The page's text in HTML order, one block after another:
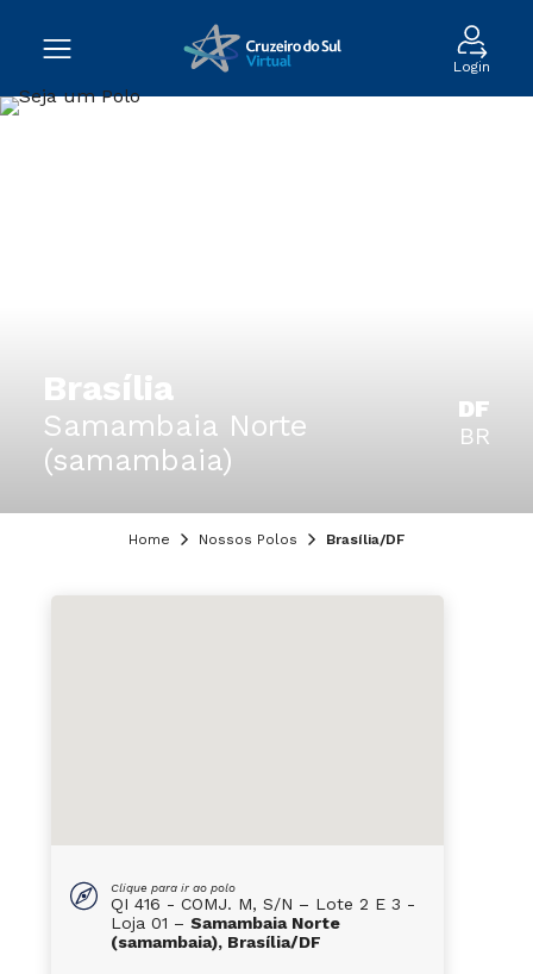
Login
Brasília
Samambaia Norte
(samambaia)
DF
BR
Home Nossos Polos Brasília/DF
Clique para ir ao polo
QI 416 - COMJ. M, S/N – Lote 2 E 3 -
Loja 01 – Samambaia Norte
(samambaia), Brasília/DF